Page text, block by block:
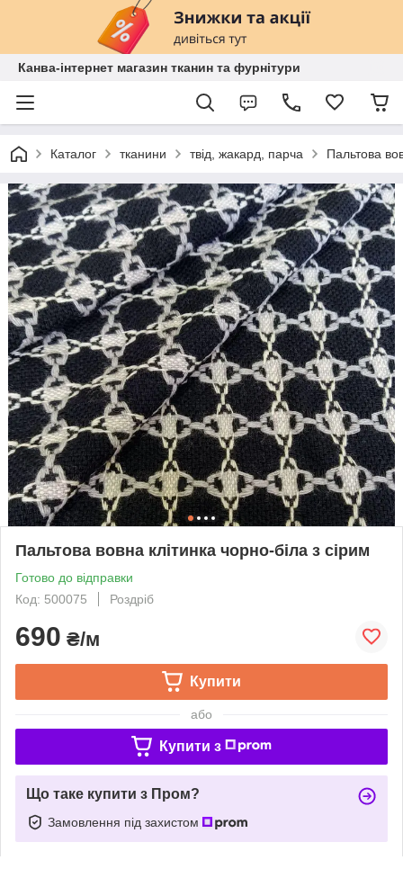
Канва-інтернет магазин тканин та фурнітури
Каталог тканини твід, жакард, парча Пальтова
Пальтова вовна клітинка чорно-біла з сірим
Готово до відправки
Код: 500075
Роздріб
690 ₴/м
Купити
або
Купити з
Що таке купити з Пром?
Замовлення під захистом